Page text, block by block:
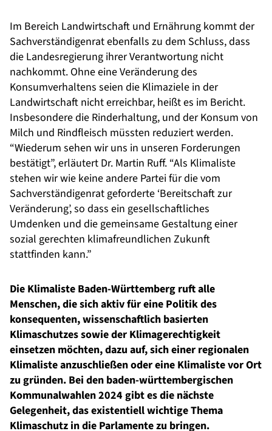
Im Bereich Landwirtschaft und Ernährung kommt der
Sachverständigenrat ebenfalls zu dem Schluss, dass
die Landesregierung ihrer Verantwortung nicht
nachkommt. Ohne eine Veränderung des
Konsumverhaltens seien die Klimaziele in der
Landwirtschaft nicht erreichbar, heißt es im Bericht.
Insbesondere die Rinderhaltung, und der Konsum von
Milch und Rindfleisch müssten reduziert werden.
“Wiederum sehen wir uns in unseren Forderungen
bestätigt”, erläutert Dr. Martin Ruff. “Als Klimaliste
stehen wir wie keine andere Partei für die vom
Sachverständigenrat geforderte ‘Bereitschaft zur
Veränderung’, so dass ein gesellschaftliches
Umdenken und die gemeinsame Gestaltung einer
sozial gerechten klimafreundlichen Zukunft
stattfinden kann.”
Die Klimaliste Baden-Württemberg ruft alle
Menschen, die sich aktiv für eine Politik des
konsequenten,wissenschaftlich basierten
Klimaschutzes sowie der Klimagerechtigkeit
einsetzen möchten, dazu auf,sich einer regionalen
Klimaliste anzuschließen oder eine Klimaliste vor Ort
zu gründen. Bei den baden-württembergischen
Kommunalwahlen 2024 gibt es die nächste
Gelegenheit, das existentiell wichtigeThema
Klimaschutz in die Parlamente zu bringen.